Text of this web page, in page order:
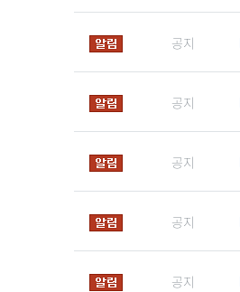
공지
공지
공지
공지
공지